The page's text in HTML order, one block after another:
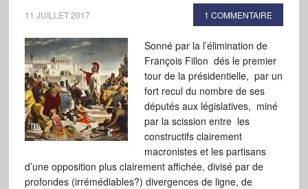
11 JUILLET 2017 1 COMMENTAIRE
Sonné par la l’élimination de
François Fillon dés le premier
tour de la présidentielle, par un
fort recul du nombre de ses
députés aux législatives, miné
par la scission entre les
constructifs clairement
macronistes et les partisans
d’une opposition plus clairement affichée, divisé par de
profondes (irrémédiables?) divergences de ligne, de